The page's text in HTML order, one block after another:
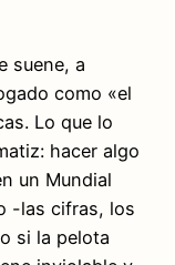
suene, a
como «el
Lo que lo
hacer algo
un Mundial
-las cifras, los
si la pelota